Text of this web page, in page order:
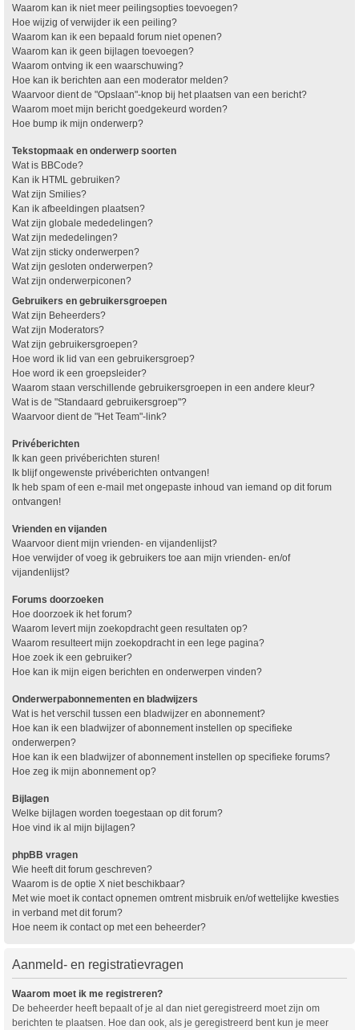
Waarom kan ik niet meer peilingsopties toevoegen?
Hoe wijzig of verwijder ik een peiling?
Waarom kan ik een bepaald forum niet openen?
Waarom kan ik geen bijlagen toevoegen?
Waarom ontving ik een waarschuwing?
Hoe kan ik berichten aan een moderator melden?
Waarvoor dient de "Opslaan"-knop bij het plaatsen van een bericht?
Waarom moet mijn bericht goedgekeurd worden?
Hoe bump ik mijn onderwerp?
Tekstopmaak en onderwerp soorten
Wat is BBCode?
Kan ik HTML gebruiken?
Wat zijn Smilies?
Kan ik afbeeldingen plaatsen?
Wat zijn globale mededelingen?
Wat zijn mededelingen?
Wat zijn sticky onderwerpen?
Wat zijn gesloten onderwerpen?
Wat zijn onderwerpiconen?
Gebruikers en gebruikersgroepen
Wat zijn Beheerders?
Wat zijn Moderators?
Wat zijn gebruikersgroepen?
Hoe word ik lid van een gebruikersgroep?
Hoe word ik een groepsleider?
Waarom staan verschillende gebruikersgroepen in een andere kleur?
Wat is de "Standaard gebruikersgroep"?
Waarvoor dient de "Het Team"-link?
Privéberichten
Ik kan geen privéberichten sturen!
Ik blijf ongewenste privéberichten ontvangen!
Ik heb spam of een e-mail met ongepaste inhoud van iemand op dit forum
ontvangen!
Vrienden en vijanden
Waarvoor dient mijn vrienden- en vijandenlijst?
Hoe verwijder of voeg ik gebruikers toe aan mijn vrienden- en/of
vijandenlijst?
Forums doorzoeken
Hoe doorzoek ik het forum?
Waarom levert mijn zoekopdracht geen resultaten op?
Waarom resulteert mijn zoekopdracht in een lege pagina?
Hoe zoek ik een gebruiker?
Hoe kan ik mijn eigen berichten en onderwerpen vinden?
Onderwerpabonnementen en bladwijzers
Wat is het verschil tussen een bladwijzer en abonnement?
Hoe kan ik een bladwijzer of abonnement instellen op specifieke
onderwerpen?
Hoe kan ik een bladwijzer of abonnement instellen op specifieke forums?
Hoe zeg ik mijn abonnement op?
Bijlagen
Welke bijlagen worden toegestaan op dit forum?
Hoe vind ik al mijn bijlagen?
phpBB vragen
Wie heeft dit forum geschreven?
Waarom is de optie X niet beschikbaar?
Met wie moet ik contact opnemen omtrent misbruik en/of wettelijke kwesties
in verband met dit forum?
Hoe neem ik contact op met een beheerder?
Aanmeld- en registratievragen
Waarom moet ik me registreren?
De beheerder heeft bepaalt of je al dan niet geregistreerd moet zijn om
berichten te plaatsen. Hoe dan ook, als je geregistreerd bent kun je meer